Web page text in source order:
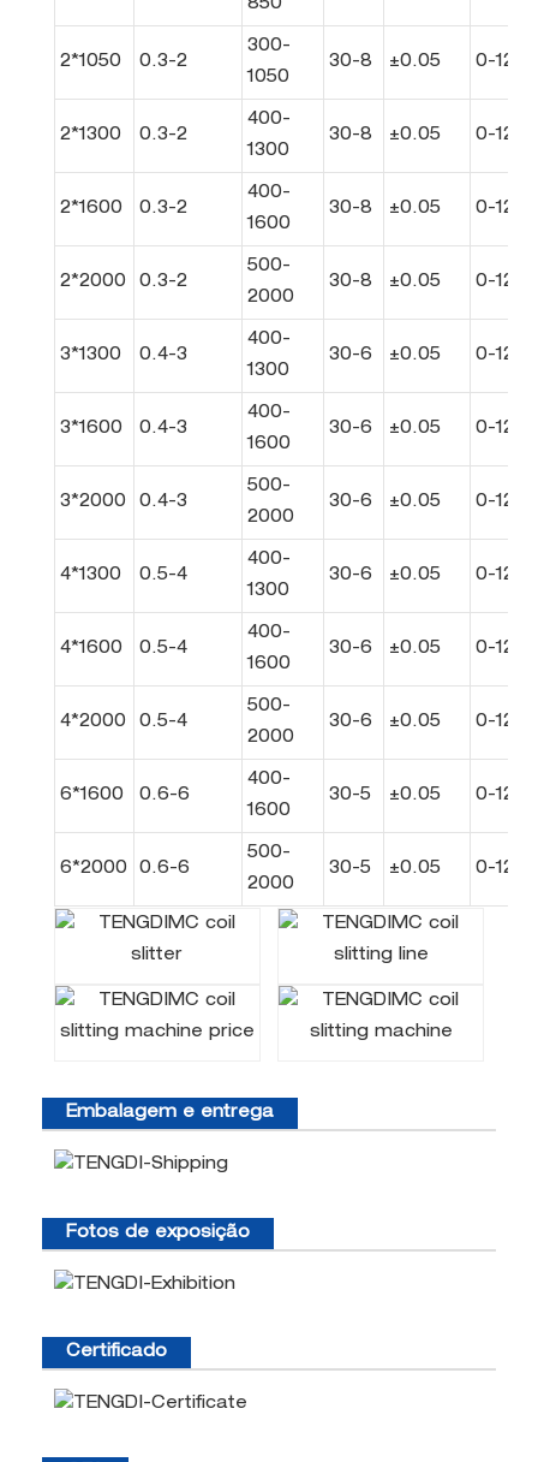
850
2*1050 0.3-2
300-
1050
30-8 ±0.05 0-120
2*1300 0.3-2
400-
1300
30-8 ±0.05 0-120
2*1600 0.3-2
400-
1600
30-8 ±0.05 0-120
2*2000 0.3-2
500-
2000
30-8 ±0.05 0-120
3*1300 0.4-3
400-
1300
30-6 ±0.05 0-120
3*1600 0.4-3
400-
1600
30-6 ±0.05 0-120
3*2000 0.4-3
500-
2000
30-6 ±0.05 0-120
4*1300 0.5-4
400-
1300
30-6 ±0.05 0-120
4*1600 0.5-4
400-
1600
30-6 ±0.05 0-120
4*2000 0.5-4
500-
2000
30-6 ±0.05 0-120
6*1600 0.6-6
400-
1600
30-5 ±0.05 0-120
6*2000 0.6-6
500-
2000
30-5 ±0.05 0-120
Embalagem e entrega
Fotos de exposição
Certificado